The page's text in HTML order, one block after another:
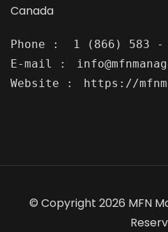
Canada
Phone :
E-mail :
Website :
https://
© Copyright 2026 MFN